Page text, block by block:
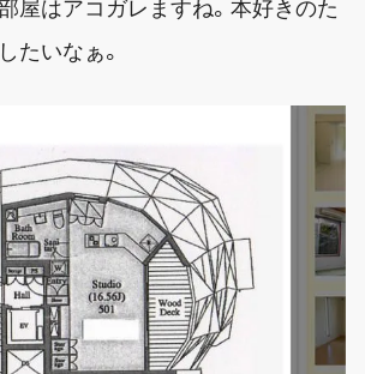
屋はアコガレますね。本好きのた
たいなぁ。